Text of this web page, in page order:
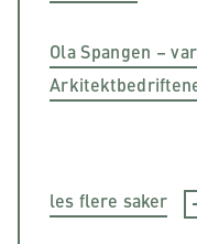
Ola Spangen –
les flere saker